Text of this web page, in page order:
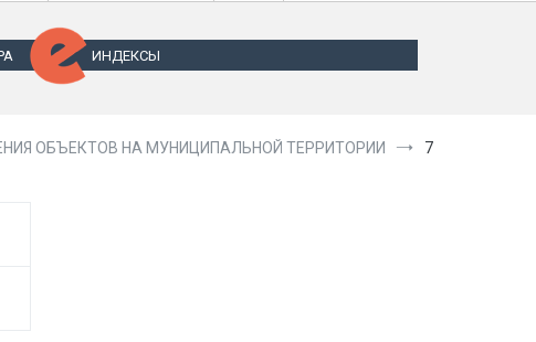
ИНДЕКСЫ
ОБЪЕКТОВ НА МУНИЦИПАЛЬНОЙ ТЕРРИТОРИИ 7